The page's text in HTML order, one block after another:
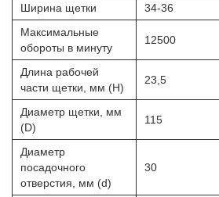
Ширина щетки
34-36
Максимальные
обороты в минуту
12500
Длина рабочей
части щетки, мм (Н)
23,5
Диаметр щетки, мм
(D)
115
Диаметр
посадочного
отверстия, мм (d)
30